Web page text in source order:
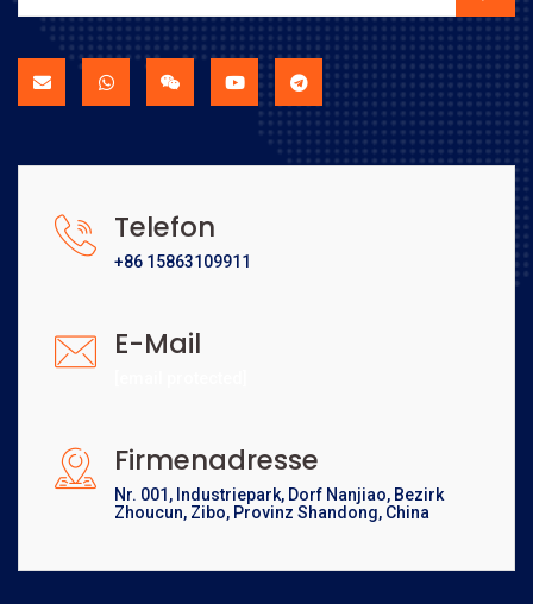
Telefon
+86 15863109911
E-Mail
Firmenadresse
Nr. 001, Industriepark, Dorf Nanjiao, Bezirk
Zhoucun, Zibo, Provinz Shandong, China